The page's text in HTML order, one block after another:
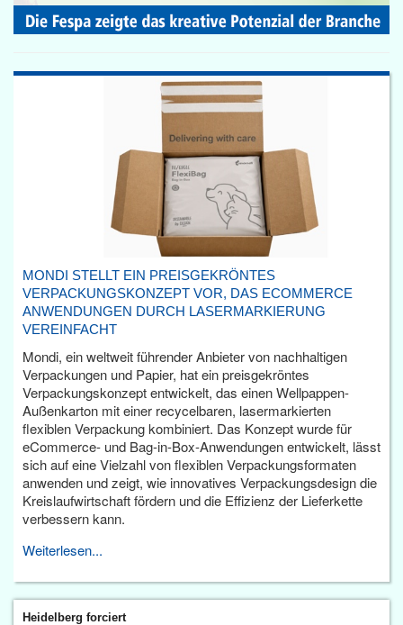
MONDI STELLT EIN PREISGEKRÖNTES
VERPACKUNGSKONZEPT VOR, DAS ECOMMERCE
ANWENDUNGEN DURCH LASERMARKIERUNG
VEREINFACHT
Mondi, ein weltweit führender Anbieter von nachhaltigen
Verpackungen und Papier, hat ein preisgekröntes
Verpackungskonzept entwickelt, das einen Wellpappen-
Außenkarton mit einer recycelbaren, lasermarkierten
flexiblen Verpackung kombiniert. Das Konzept wurde für
eCommerce- und Bag-in-Box-Anwendungen entwickelt, lässt
sich auf eine Vielzahl von flexiblen Verpackungsformaten
anwenden und zeigt, wie innovatives Verpackungsdesign die
Kreislaufwirtschaft fördern und die Effizienz der Lieferkette
verbessern kann.
Weiterlesen...
Heidelberg forciert